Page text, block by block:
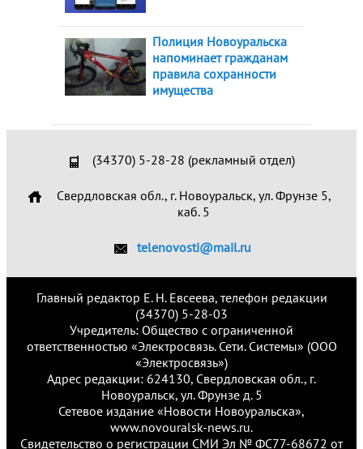
Полиция Новоуральска
напоминает гражданам
правила сохранности
имущества
(34370) 5-28-28 (рекламный отдел)
Свердловская обл., г. Новоуральск, ул. Фрунзе 5,
каб. 5
telenovosti@mail.ru
Главный редактор Е. Н. Евсеева, телефон редакции
(34370) 5-28-03
Учредитель: Общество с ограниченной
ответственностью «Электросвязь. Сети. Системы» (ООО
«Электросвязь»)
Адрес редакции: 624130, Свердловская обл., г.
Новоуральск, ул. Фрунзе д. 5
Сетевое издание «Новости Новоуральска»,
www.novouralsk-news.ru.
Свидетельство о регистрации СМИ Эл № ФС77-68672 от